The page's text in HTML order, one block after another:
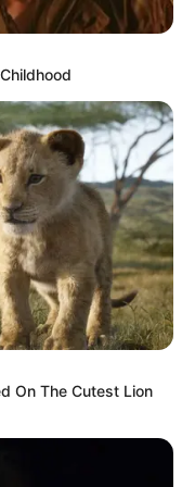
On The Cutest Lion